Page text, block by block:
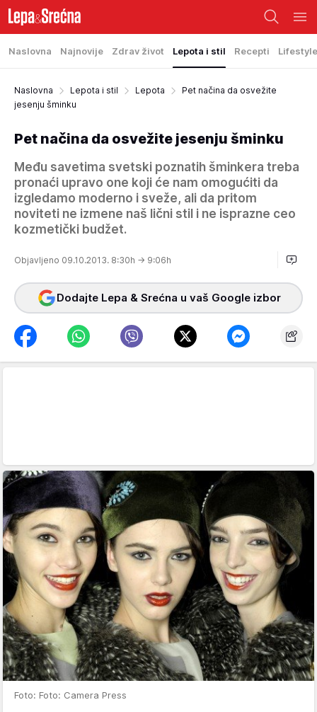
Naslovna Najnovije Zdrav život Lepota i stil Recepti Lifestyle
Naslovna Lepota i stil Lepota
Pet načina da osvežite
jesenju šminku
Pet načina da osvežite jesenju šminku
Među savetima svetski poznatih šminkera treba
pronaći upravo one koji će nam omogućiti da
izgledamo moderno i sveže, ali da pritom
noviteti ne izmene naš lični stil i ne isprazne ceo
kozmetički budžet.
Objavljeno 09.10.2013. 8:30h → 9:06h
Dodajte Lepa & Srećna u vaš Google izbor
Foto: Foto: Camera Press